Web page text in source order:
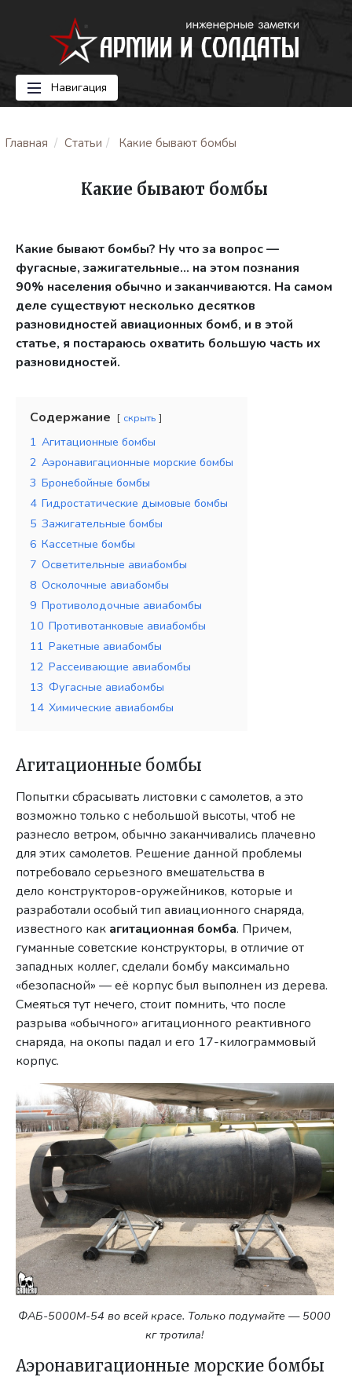
Навигация
Главная Статьи Какие бывают бомбы
Какие бывают бомбы
Какие бывают бомбы? Ну что за вопрос —
фугасные, зажигательные… на этом познания
90% населения обычно и заканчиваются. На самом
деле существуют несколько десятков
разновидностей авиационных бомб, и в этой
статье, я постараюсь охватить большую часть их
разновидностей.
Содержание скрыть
1 Агитационные бомбы
2 Аэронавигационные морские бомбы
3 Бронебойные бомбы
4 Гидростатические дымовые бомбы
5 Зажигательные бомбы
6 Кассетные бомбы
7 Осветительные авиабомбы
8 Осколочные авиабомбы
9 Противолодочные авиабомбы
10 Противотанковые авиабомбы
11 Ракетные авиабомбы
12 Рассеивающие авиабомбы
13 Фугасные авиабомбы
14 Химические авиабомбы
Агитационные бомбы
Попытки сбрасывать листовки с самолетов, а это
возможно только с небольшой высоты, чтоб не
разнесло ветром, обычно заканчивались плачевно
для этих самолетов. Решение данной проблемы
потребовало серьезного вмешательства в
дело конструкторов-оружейников, которые и
разработали особый тип авиационного снаряда,
известного как агитационная бомба. Причем,
гуманные советские конструкторы, в отличие от
западных коллег, сделали бомбу максимально
«безопасной» — её корпус был выполнен из дерева.
Смеяться тут нечего, стоит помнить, что после
разрыва «обычного» агитационного реактивного
снаряда, на окопы падал и его 17-килограммовый
корпус.
ФАБ-5000М-54 во всей красе. Только подумайте — 5000
кг тротила!
Аэронавигационные морские бомбы